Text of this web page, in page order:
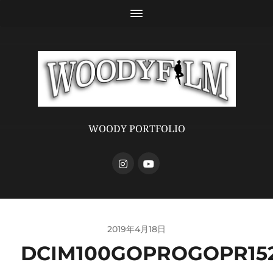
WOODY PORTFOLIO
2019年4月18日